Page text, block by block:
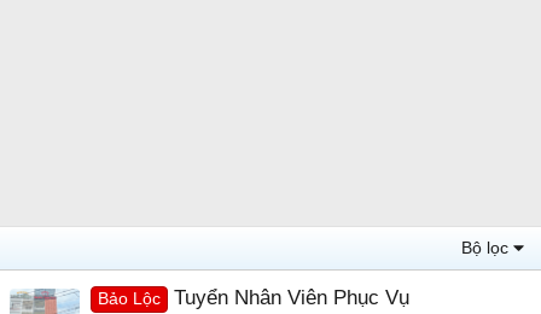
Bộ lọc
Bảo Lộc Tuyển Nhân Viên Phục Vụ